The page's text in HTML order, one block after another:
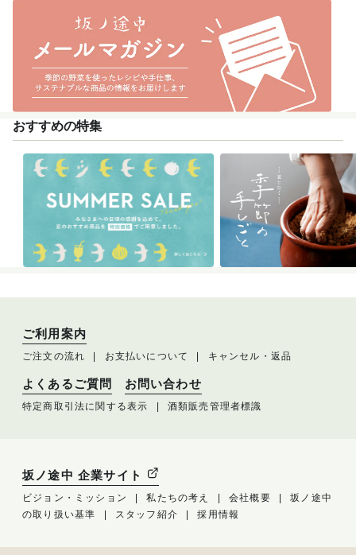
おすすめの特集
ご利用案内
ご注文の流れ お支払いについて キャンセル・返品
よくあるご質問 お問い合わせ
特定商取引法に関する表示 酒類販売管理者標識
坂ノ途中 企業サイト
ビジョン・ミッション 私たちの考え 会社概要
坂ノ途中
の取り扱い基準
スタッフ紹介 採用情報